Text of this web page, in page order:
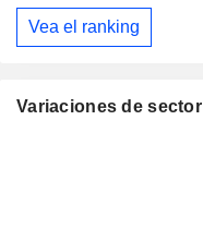
Vea el ranking
Variaciones de sector